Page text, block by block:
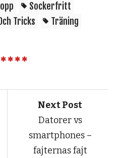
Sockerfritt
Tricks
Träning
Next Post
Datorer vs
smartphones –
fajternas fajt